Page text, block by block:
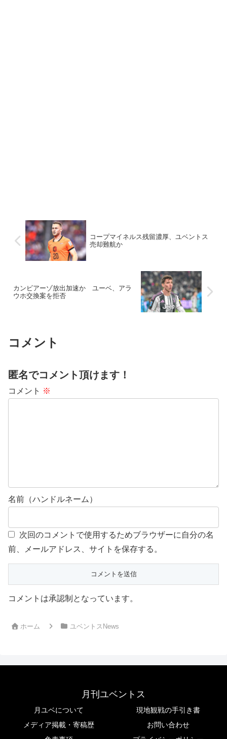
コープマイネルス残留濃厚、ユベントス
売却難航か
カンビアーゾ放出加速か ユーベ、アラ
ウホ交換案を拒否
コメント
匿名でコメント頂けます！
コメント ※
名前（ハンドルネーム）
次回のコメントで使用するためブラウザーに自分の名
前、メールアドレス、サイトを保存する。
コメントは承認制となっています。
ホーム ユベントスNews
月刊ユベントス
月ユベについて
現地観戦の手引き書
メディア掲載・寄稿歴
お問い合わせ